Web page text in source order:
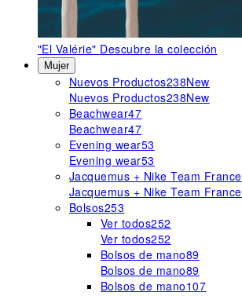
"El Valérie" Descubre la colección
Mujer
Nuevos Productos238New
Nuevos Productos238New
Beachwear47
Beachwear47
Evening wear53
Evening wear53
Jacquemus + Nike Team France
Jacquemus + Nike Team France
Bolsos253
Ver todos252
Ver todos252
Bolsos de mano89
Bolsos de mano89
Bolsos de mano107